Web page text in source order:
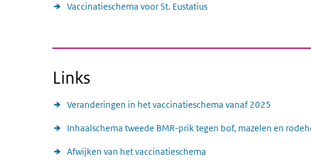
Vaccinatieschema voor St. Eustatius
Links
Veranderingen in het vaccinatieschema vanaf 2025
Inhaalschema tweede BMR-prik tegen bof, mazelen en
Afwijken van het vaccinatieschema